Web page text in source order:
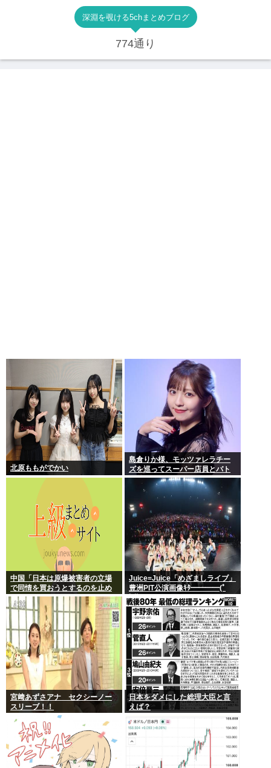
深淵を覗ける5chまとめブログ
774通り
北原ももがでかい
島倉りか様、モッツァレラチー
ズを巡ってスーパー店員とバト
ル勃発ｗｗｗ
中国「日本は原爆被害者の立場
で同情を買おうとするのを止め
ろ」
Juice=Juice「めざましライブ」
豊洲PIT公演画像ｷﾀ━━━━(ﾟ
∀ﾟ)━━━━!!
宮﨑あずさアナ セクシーノー
スリーブ！！
日本をダメにした総理大臣と言
えば？